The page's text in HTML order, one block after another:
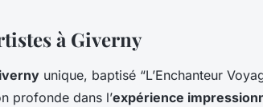
à Giverny
unique, baptisé “L’Enchanteur
profonde dans l’expérience